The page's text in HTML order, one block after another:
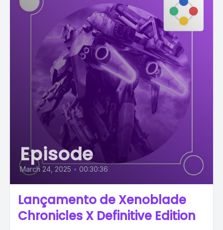
Episode
March 24, 2025 • 00:30:36
Lançamento de Xenoblade
Chronicles X Definitive Edition